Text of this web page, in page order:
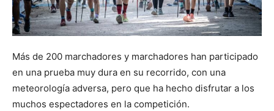
Más de 200 marchadores y marchadores han participado
en una prueba muy dura en su recorrido, con una
meteorología adversa, pero que ha hecho disfrutar a los
muchos espectadores en la competición.